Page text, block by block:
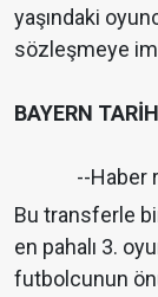
yaşındaki
sözleşmeye
BAYERN
--Haber
Bu transferle
en pahalı 3.
futbolcunun